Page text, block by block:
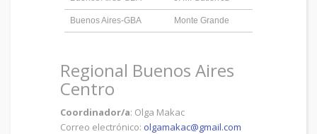
Buenos Aires-GBA Monte Grande
Regional Buenos Aires
Centro
Coordinador/a: Olga Makac
Correo electrónico: olgamakac@gmail.com